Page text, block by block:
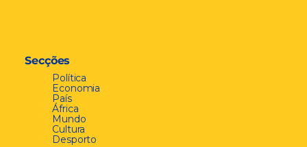
Secções
Política
Economia
País
África
Mundo
Cultura
Desporto